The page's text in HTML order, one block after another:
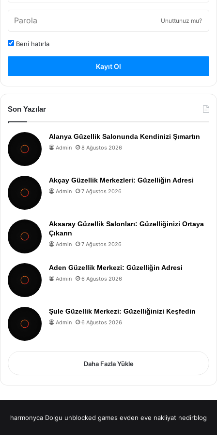
Unuttunuz mu?
Beni hatırla
Kayıt Ol
Son Yazılar
Alanya Güzellik Salonunda Kendinizi Şımartın
Admin 8 Ağustos 2026
Akçay Güzellik Merkezleri: Güzelliğin Adresi
Admin 7 Ağustos 2026
Aksaray Güzellik Salonları: Güzelliğinizi Ortaya
Çıkarın
Admin 7 Ağustos 2026
Aden Güzellik Merkezi: Güzelliğin Adresi
Admin 6 Ağustos 2026
Şule Güzellik Merkezi: Güzelliğinizi Keşfedin
Admin 6 Ağustos 2026
Daha Fazla Yükle
harmonyca Dolgu unblocked games evden eve nakliyat nedirblog